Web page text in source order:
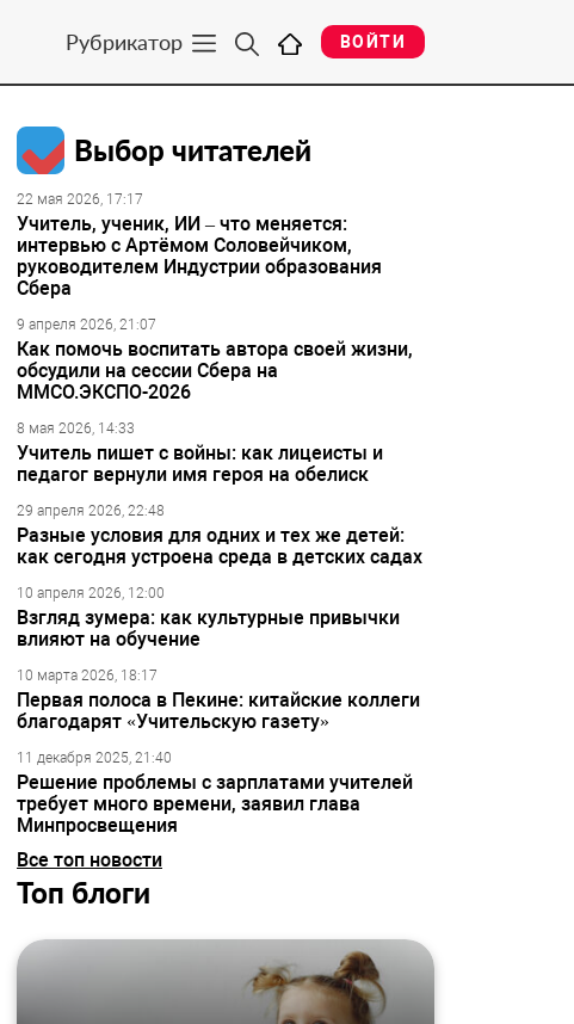
Рубрикатор ВОЙТИ
Выбор читателей
22 мая 2026, 17:17
Учитель, ученик, ИИ – что меняется:
интервью с Артёмом Соловейчиком,
руководителем Индустрии образования
Сбера
9 апреля 2026, 21:07
Как помочь воспитать автора своей жизни,
обсудили на сессии Сбера на
ММСО.ЭКСПО-2026
8 мая 2026, 14:33
Учитель пишет с войны: как лицеисты и
педагог вернули имя героя на обелиск
29 апреля 2026, 22:48
Разные условия для одних и тех же детей:
как сегодня устроена среда в детских садах
10 апреля 2026, 12:00
Взгляд зумера: как культурные привычки
влияют на обучение
10 марта 2026, 18:17
Первая полоса в Пекине: китайские коллеги
благодарят «Учительскую газету»
11 декабря 2025, 21:40
Решение проблемы с зарплатами учителей
требует много времени, заявил глава
Минпросвещения
Все топ новости
Топ блоги